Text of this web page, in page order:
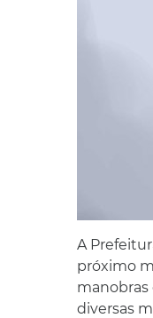
A
próximo
manobras
diversas